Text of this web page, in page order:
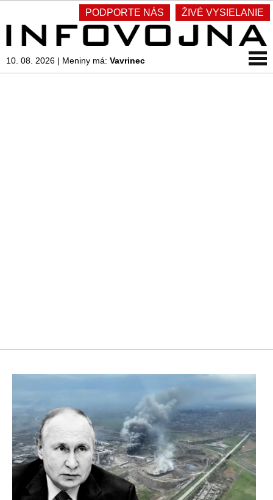
PODPORTE NÁS ŽIVÉ VYSIELANIE
10. 08. 2026 | Meniny má: Vavrinec